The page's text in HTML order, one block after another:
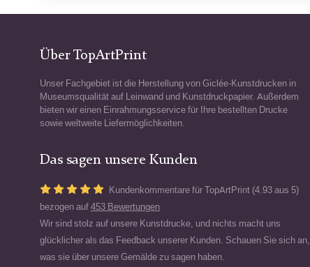
Über TopArtPrint
Unser Fachgebiet ist die Herstellung von Giclée-Kunstdrucken in
Museumsqualität auf Leinwand und Kunstdruckpapier. Außerdem
bieten wir einen Einrahmungsservice für Ihre bestellten Drucke
sowie weltweite Liefermöglichkeiten.
Das sagen unsere Kunden
Kundenkommentare für TopArtPrint (4.93 aus 5)
bezogen auf 453 Bewertungen
Wir sind stolz auf unsere Kunstdrucke, und nichts macht uns
glücklicher als das Feedback unserer Kunden. Schauen Sie sich an,
was sie über unsere Gemälde zu sagen haben.